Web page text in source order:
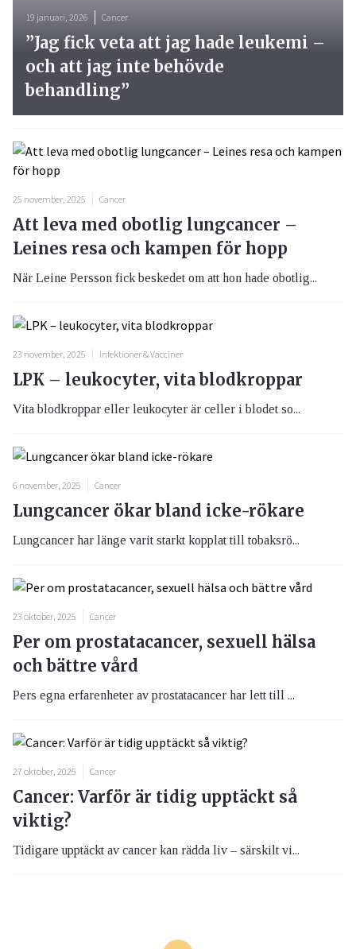
19 januari, 2026 Cancer
”Jag fick veta att jag hade leukemi –
och att jag inte behövde
behandling”
25 november, 2025 Cancer
Att leva med obotlig lungcancer –
Leines resa och kampen för hopp
När Leine Persson fick beskedet om att hon hade obotlig...
23 november, 2025 Infektioner & Vacciner
LPK – leukocyter, vita blodkroppar
Vita blodkroppar eller leukocyter är celler i blodet so...
6 november, 2025 Cancer
Lungcancer ökar bland icke-rökare
Lungcancer har länge varit starkt kopplat till tobaksrö...
23 oktober, 2025 Cancer
Per om prostatacancer, sexuell hälsa
och bättre vård
Pers egna erfarenheter av prostatacancer har lett till ...
27 oktober, 2025 Cancer
Cancer: Varför är tidig upptäckt så
viktig?
Tidigare upptäckt av cancer kan rädda liv – särskilt vi...